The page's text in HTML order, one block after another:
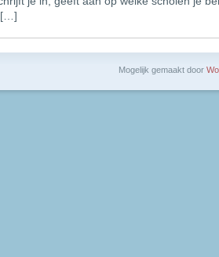
[…]
Mogelijk gemaakt door